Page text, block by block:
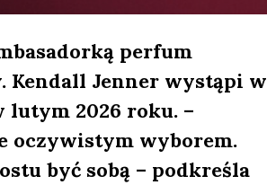
perfum
Kendall Jenner wystąpi w
2026 roku. –
oczywistym wyborem.
być sobą – podkreśla